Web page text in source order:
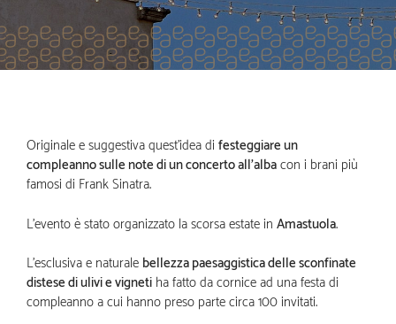
Originale e suggestiva quest’idea di festeggiare un
compleanno sulle note di un concerto all’albacon i brani più
famosi di Frank Sinatra.
L’evento è stato organizzato la scorsa estate in Amastuola.
L’esclusiva e naturale bellezza paesaggistica delle sconfinate
distese di ulivi e vigneti ha fatto da cornice ad una festa di
compleanno a cui hanno preso parte circa 100 invitati.